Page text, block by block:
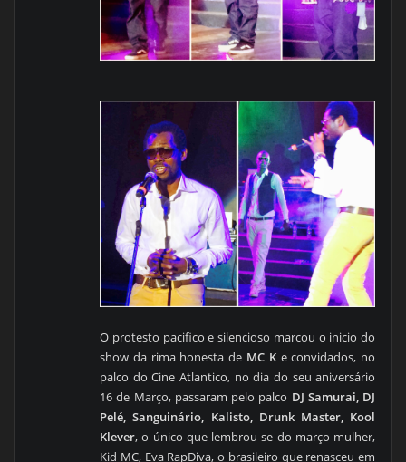
O protesto pacifico e silencioso marcou o inicio do
show da rima honesta de MC Ke convidados, no
palco do Cine Atlantico, no dia do seu aniversário
16 de Março, passaram pelo palco DJ Samurai, DJ
Pelé, Sanguinário, Kalisto, Drunk Master, Kool
Klever, o único que lembrou-se do março mulher,
Kid MC, Eva RapDiva, o brasileiro que renasceu em